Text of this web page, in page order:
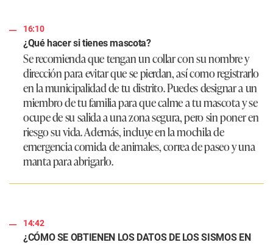
16:10
¿Qué hacer si tienes mascota?
Se recomienda que tengan un collar con su nombre y
dirección para evitar que se pierdan, así como registrarlo
en la municipalidad de tu distrito. Puedes designar a un
miembro de tu familia para que calme a tu mascota y se
ocupe de su salida a una zona segura, pero sin poner en
riesgo su vida. Además, incluye en la mochila de
emergencia comida de animales, correa de paseo y una
manta para abrigarlo.
14:42
¿CÓMO SE OBTIENEN LOS DATOS DE LOS SISMOS EN